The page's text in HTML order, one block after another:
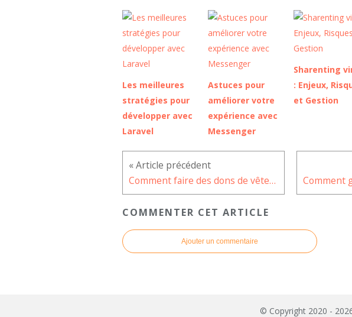
Les meilleures
stratégies pour
développer avec
Laravel
Astuces pour
améliorer votre
expérience avec
Messenger
Sharenting
: Enjeux,
et Gestion
Comment faire des dons de vêtements aux personnes dans le besoin ?
COMMENTER CET ARTICLE
Ajouter un commentaire
© Copyright 2020 -